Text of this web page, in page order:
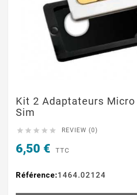
Kit 2 Adaptateurs Micro
Sim
     REVIEW (0)
6,50 € TTC
Référence:1464.02124